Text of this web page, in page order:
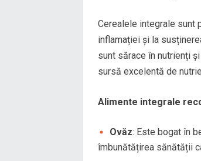
Cerealele integrale sunt
inflamației și la
sunt sărace în nutrienți
sursă excelentă de
Alimente integrale
Ovăz: Este bogat în
îmbunătățirea sănătății